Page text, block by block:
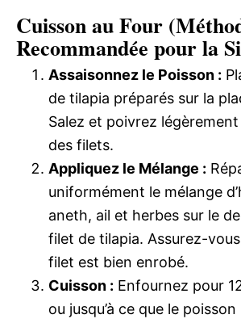
Cuisson au Four
Recommandée pour la
Assaisonnez le Poisson :
de tilapia préparés sur la
Salez et poivrez
des filets.
Appliquez le Mélange :
uniformément le mélange
aneth, ail et herbes sur le
filet de tilapia. Assurez-
filet est bien enrobé.
Cuisson : Enfournez pour
ou jusqu’à ce que le